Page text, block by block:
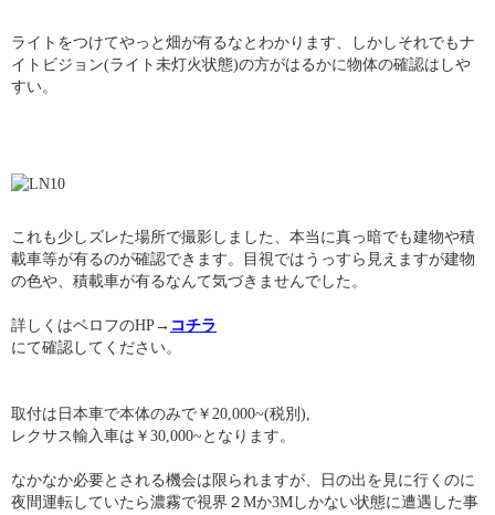
ライトをつけてやっと畑が有るなとわかります、しかしそれでもナ
イトビジョン(ライト未灯火状態)の方がはるかに物体の確認はしや
すい。
これも少しズレた場所で撮影しました、本当に真っ暗でも建物や積
載車等が有るのが確認できます。目視ではうっすら見えますが建物
の色や、積載車が有るなんて気づきませんでした。
詳しくはベロフのHP→ コチラ
にて確認してください。
取付は日本車で本体のみで￥20,000~(税別),
レクサス輸入車は￥30,000~となります。
なかなか必要とされる機会は限られますが、日の出を見に行くのに
夜間運転していたら濃霧で視界２Mか3Mしかない状態に遭遇した事